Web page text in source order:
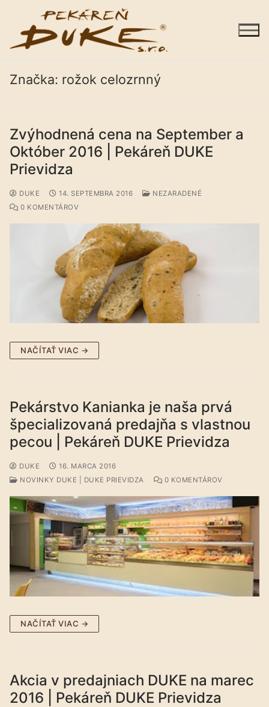
obsah
Sortiment
Predajne
Kariéra
Značka: rožok celozrnný
Zvýhodnená cena na September a
Október 2016 | Pekáreň DUKE
Prievidza
DUKE 14. SEPTEMBRA 2016
NEZARADENÉ
0 KOMENTÁROV
NAČÍTAŤ VIAC →
Pekárstvo Kanianka je naša prvá
špecializovaná predajňa s vlastnou
pecou | Pekáreň DUKE Prievidza
DUKE
16. MARCA 2016
NOVINKY DUKE | DUKE PRIEVIDZA
0 KOMENTÁROV
NAČÍTAŤ VIAC →
Akcia v predajniach DUKE na marec
2016 | Pekáreň DUKE Prievidza